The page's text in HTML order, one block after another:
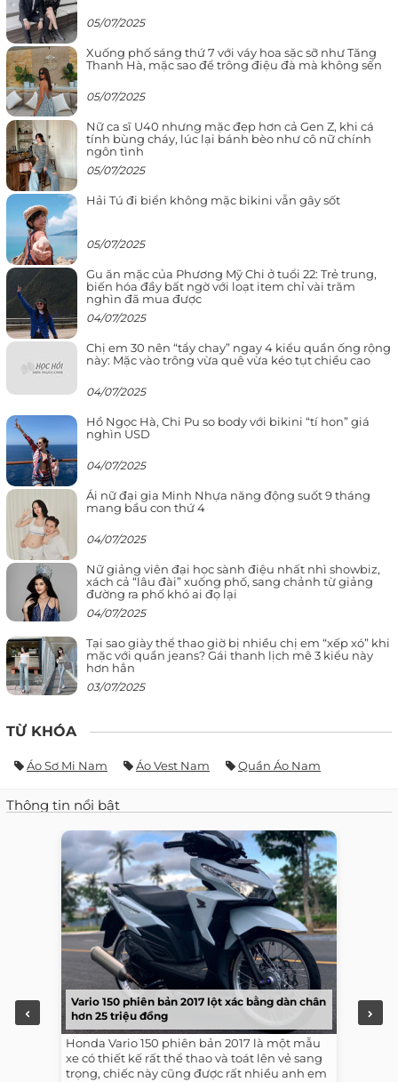
05/07/2025
Xuống phố sáng thứ 7 với váy hoa sặc sỡ như Tăng
Thanh Hà, mặc sao để trông điệu đà mà không sến
05/07/2025
Nữ ca sĩ U40 nhưng mặc đẹp hơn cả Gen Z, khi cá
tính bùng cháy, lúc lại bánh bèo như cô nữ chính
ngôn tình
05/07/2025
Hải Tú đi biển không mặc bikini vẫn gây sốt
05/07/2025
Gu ăn mặc của Phương Mỹ Chi ở tuổi 22: Trẻ trung,
biến hóa đầy bất ngờ với loạt item chỉ vài trăm
nghìn đã mua được
04/07/2025
Chị em 30 nên “tẩy chay” ngay 4 kiểu quần ống rộng
này: Mặc vào trông vừa quê vừa kéo tụt chiều cao
04/07/2025
Hồ Ngọc Hà, Chi Pu so body với bikini “tí hon” giá
nghìn USD
04/07/2025
Ái nữ đại gia Minh Nhựa năng động suốt 9 tháng
mang bầu con thứ 4
04/07/2025
Nữ giảng viên đại học sành điệu nhất nhì showbiz,
xách cả “lâu đài” xuống phố, sang chảnh từ giảng
đường ra phố khó ai đọ lại
04/07/2025
Tại sao giày thể thao giờ bị nhiều chị em “xếp xó” khi
mặc với quần jeans? Gái thanh lịch mê 3 kiểu này
hơn hẳn
03/07/2025
TỪ KHÓA
Áo Sơ Mi Nam Áo Vest Nam Quần Áo Nam
Thông tin nổi bật
Vario 150 phiên bản 2017 lột xác bằng dàn chân
hơn 25 triệu đồng
Honda Vario 150 phiên bản 2017 là một mẫu
xe có thiết kế rất thể thao và toát lên vẻ sang
trọng, chiếc này cũng được rất nhiều anh em